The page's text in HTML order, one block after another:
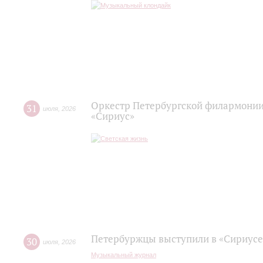
31 июля 2026
Оркестр Петербургской
«Сириус»
30 июля 2026 Петербуржцы выступили в
Музыкальный журнал